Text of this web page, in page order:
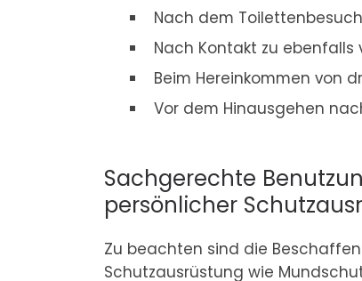
Nach dem Toilettenbesuch
Nach Kontakt zu
Beim Hereinkommen von
Vor dem Hinausgehen
Sachgerechte
persönlicher
Zu beachten sind die
Schutzausrüstung wie